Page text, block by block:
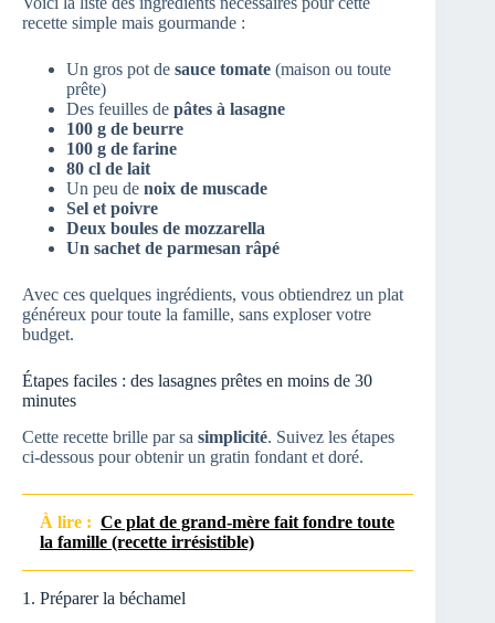
recette simple mais gourmande :
Un gros pot de sauce tomate (maison ou toute
prête)
Des feuilles de pâtes à lasagne
100 g de beurre
100 g de farine
80 cl de lait
Un peu de noix de muscade
Sel et poivre
Deux boules de mozzarella
Un sachet de parmesan râpé
Avec ces quelques ingrédients, vous obtiendrez un plat
généreux pour toute la famille, sans exploser votre
budget.
Étapes faciles : des lasagnes prêtes en moins de 30
minutes
Cette recette brille par sa simplicité. Suivez les étapes
ci-dessous pour obtenir un gratin fondant et doré.
À lire : Ce plat de grand-mère fait fondre toute
la famille (recette irrésistible)
1. Préparer la béchamel